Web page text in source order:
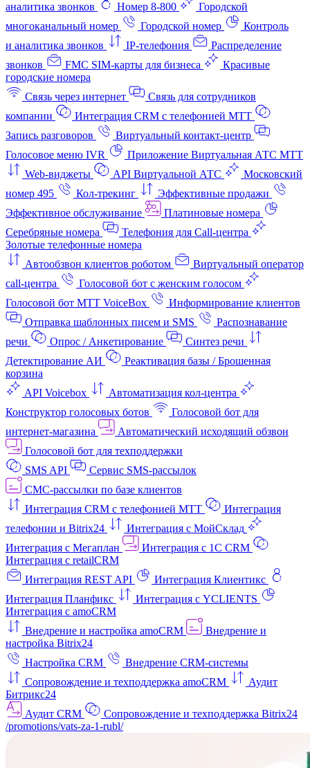
аналитика звонков
Номер 8-800
Городской
многоканальный номер
Городской номер
Контроль
и аналитика звонков
IP-телефония
Распределение
звонков
FMC SIM-карты для бизнеса
Красивые
городские номера
Связь через интернет
Связь для сотрудников
компании
Интеграция CRM с телефонией МТТ
Запись разговоров
Виртуальный контакт‑центр
Голосовое меню IVR
Приложение Виртуальная АТС МТТ
Web-виджеты
API Виртуальной АТС
Московский
номер 495
Кол-трекинг
Эффективные продажи
Эффективное обслуживание
Платиновые номера
Серебряные номера
Телефония для Call-центра
Золотые телефонные номера
Автообзвон клиентов роботом
Виртуальный оператор
call-центра
Голосовой бот с женским голосом
Голосовой бот МТТ VoiceBox
Информирование клиентов
Отправка шаблонных писем и SMS
Распознавание
речи
Опрос / Анкетирование
Синтез речи
Детектирование АИ
Реактивация базы / Брошенная
корзина
API Voicebox
Автоматизация кол‑центра
Конструктор голосовых ботов
Голосовой бот для
интернет‑магазина
Автоматический исходящий обзвон
Голосовой бот для техподдержки
SMS API
Сервис SMS-рассылок
СМС-рассылки по базе клиентов
Интеграция CRM с телефонией МТТ
Интеграция
телефонии и Bitrix24
Интеграция с МойСклад
Интеграция с Мегаплан
Интеграция с 1C CRM
Интеграция с retailCRM
Интеграция REST API
Интеграция Клиентикс
Интеграция Планфикс
Интеграция с YCLIENTS
Интеграция с amoCRM
Внедрение и настройка amoCRM
Внедрение и
настройка Bitrix24
Настройка CRM
Внедрение CRM-системы
Сопровождение и техподдержка amoCRM
Аудит
Битрикс24
Аудит CRM
Сопровождение и техподдержка Bitrix24
/promotions/vats-za-1-rubl/